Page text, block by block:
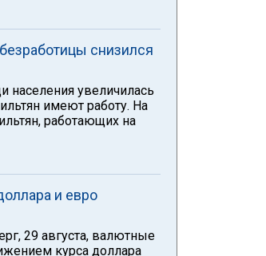
снизился
населения увеличилась
имеют работу. На
работающих на
и евро
29 августа, валютные
курса доллара